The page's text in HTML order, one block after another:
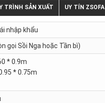
TRÌNH SẢN XUẤT UY TÍN ZSOFA
nhập khẩu
gọi Sồi Nga hoặc Tần bì)
* 0.9m
* 0.75m